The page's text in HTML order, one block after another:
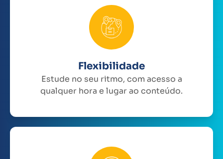
Flexibilidade
Estude no seu ritmo, com acesso a
qualquer hora e lugar ao conteúdo.